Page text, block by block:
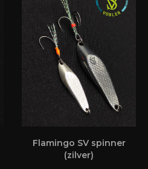
Flamingo SV spinner
(zilver)